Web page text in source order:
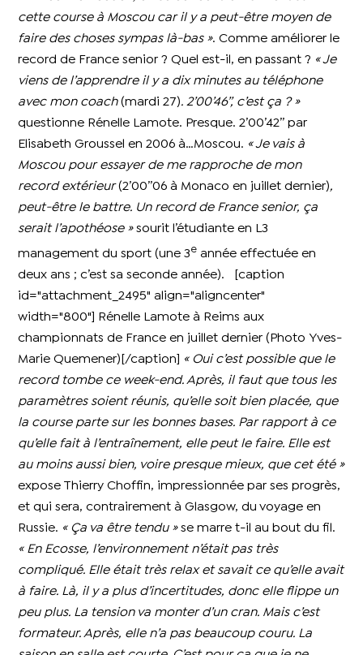
cette course à Moscou car il y a peut-être moyen de
faire des choses sympas là-bas ». Comme améliorer le
record de France senior ? Quel est-il, en passant ? « Je
viens de l’apprendre il y a dix minutes au téléphone
avec mon coach(mardi 27). 2’00’46’’, c’est ça ? »
questionne Rénelle Lamote. Presque. 2’00’42’’ par
Elisabeth Groussel en 2006 à…Moscou. « Je vais à
Moscou pour essayer de me rapproche de mon
record extérieur(2’00’’06 à Monaco en juillet dernier),
peut-être le battre. Un record de France senior, ça
serait l’apothéose »sourit l’étudiante en L3
management du sport (une 3e année effectuée en
deux ans ; c’est sa seconde année). [caption
id="attachment_2495" align="aligncenter"
width="800"]
Rénelle Lamote à Reims aux
championnats de France en juillet dernier (Photo Yves-
Marie Quemener)[/caption]
« Oui c’est possible que le
record tombe ce week-end. Après, il faut que tous les
paramètres soient réunis, qu’elle soit bien placée, que
la course parte sur les bonnes bases. Par rapport à ce
qu’elle fait à l’entraînement, elle peut le faire. Elle est
au moins aussi bien, voire presque mieux, que cet été »
expose Thierry Choffin, impressionnée par ses progrès,
et qui sera, contrairement à Glasgow, du voyage en
Russie. « Ça va être tendu »se marre t-il au bout du fil.
« En Ecosse, l’environnement n’était pas très
compliqué. Elle était très relax et savait ce qu’elle avait
à faire. Là, il y a plus d’incertitudes, donc elle flippe un
peu plus. La tension va monter d’un cran. Mais c’est
formateur. Après, elle n’a pas beaucoup couru. La